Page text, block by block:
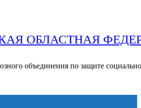
ОБЛАСТНАЯ
объединения по защите